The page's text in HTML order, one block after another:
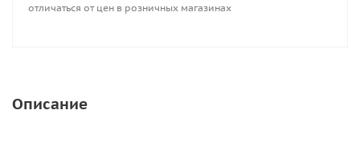
отличаться от цен в розничных магазинах
Описание